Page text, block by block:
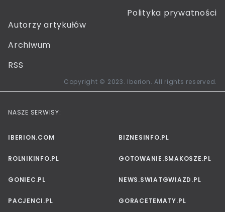
Polityka prywatności
Autorzy artykułów
Archiwum
RSS
Copyright © 2023. Iberion. All rights reserved.
NASZE SERWISY:
IBERION.COM BIZNESINFO.PL
ROLNIKINFO.PL GOTOWANIE.SMAKOSZE.PL
GONIEC.PL NEWS.SWIATGWIAZD.PL
PACJENCI.PL GORACETEMATY.PL